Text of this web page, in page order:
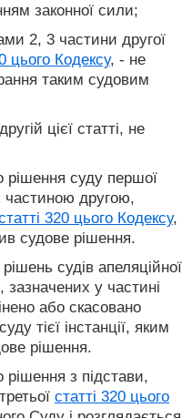
законної сили;
2, 3 частини другої
цього Кодексу, - не
таким судовим
цієї статті, не
рішення суду першої
частиною другою,
320 цього Кодексу,
судове рішення.
судів апеляційної
зазначених у частині
або скасовано
тієї інстанції, яким
рішення.
з підстави,
статті 320 цього